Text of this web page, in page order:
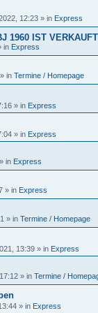
12:23 » in Express
1960 IST VERKAUFT
in Express
» in Termine / Homepage
» in Express
» in Express
» in Express
» in Express
» in Termine / Homepage
13:39 » in Express
» in Termine /
» in Express